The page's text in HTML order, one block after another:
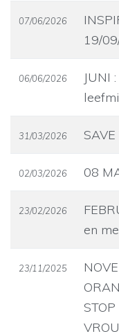
07/06/2026
19/
06/06/2026
JUNI
31/03/2026
02/03/2026 08
23/02/2026
en
23/11/2025